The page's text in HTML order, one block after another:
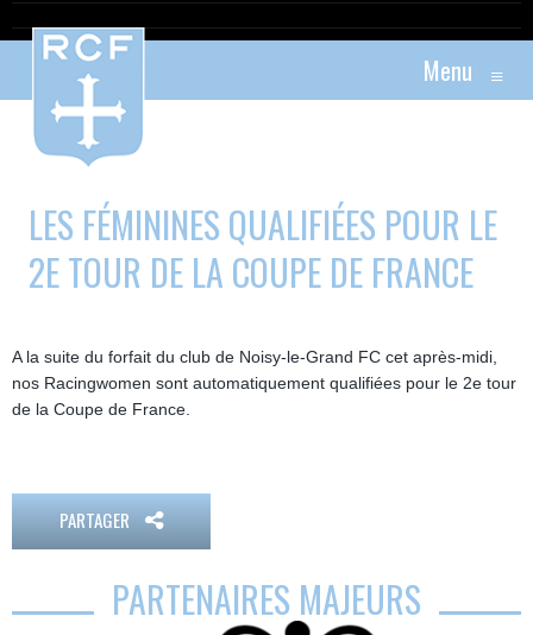
Menu ≡
LES FÉMININES QUALIFIÉES POUR LE
2E TOUR DE LA COUPE DE FRANCE
A la suite du forfait du club de Noisy-le-Grand FC cet après-midi,
nos Racingwomen sont automatiquement qualifiées pour le 2e tour
de la Coupe de France.
PARTAGER
PARTENAIRES MAJEURS